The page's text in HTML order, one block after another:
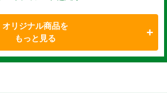
オリジナル商品を
もっと見る